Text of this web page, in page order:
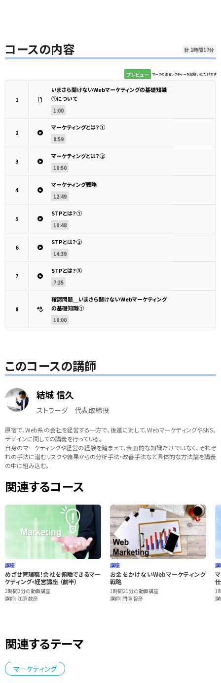
コースの内容 計 1時間17分
プレビュー マークのあるレクチャーを試聴いただけます
1
いまさら聞けないWebマーケティングの基礎知識
①について
1:00
2
マーケティングとは？①
8:59
3
マーケティングとは？②
10:50
4
マーケティング戦略
12:49
5
STPとは？①
10:48
6
STPとは？②
14:39
7
STPとは？③
7:35
8
確認問題＿いまさら聞けないWebマーケティング
の基礎知識①
10:00
このコースの講師
結城 信久
ストラーダ 代表取締役
原宿で、Web系の会社を経営する一方で、後進に対して、WebマーケティングやSNS、
デザインに関しての講義を行っている。
自身のマーケティングや経営の経験を踏まえて、表面的な知識だけではなく、それぞ
れの手法に潜むリスクや結果からの分析手法・改善手法など具体的な方法論を講義
の中に組み込む。
関連するコース
講座
めざせ管理職！会社を俯瞰できるマー
ケティング・経営講座 （前半）
2時間3分の動画講座
講師: 江原 数彦
講座
お金をかけないWebマーケティング
戦略
1時間21分の動画講座
講師: 門傳 智彦
1
講
関連するテーマ
マーケティング